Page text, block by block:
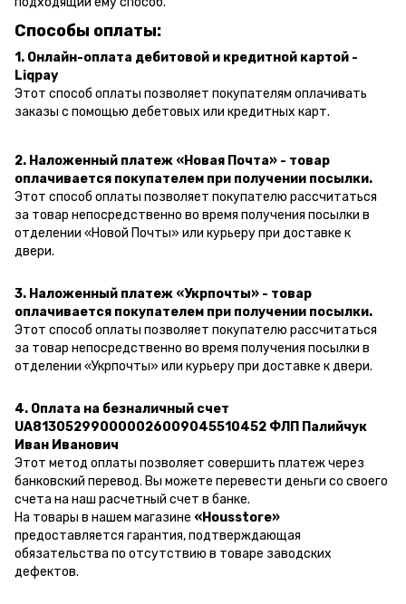
Способы оплаты:
1. Онлайн-оплата дебитовой и кредитной картой -
Liqpay
Этот способ оплаты позволяет покупателям оплачивать
заказы с помощью дебетовых или кредитных карт.
2. Наложенный платеж «Новая Почта» - товар
оплачивается покупателем при получении посылки.
Этот способ оплаты позволяет покупателю рассчитаться
за товар непосредственно во время получения посылки в
отделении «Новой Почты» или курьеру при доставке к
двери.
3. Наложенный платеж «Укрпочты» - товар
оплачивается покупателем при получении посылки.
Этот способ оплаты позволяет покупателю рассчитаться
за товар непосредственно во время получения посылки в
отделении «Укрпочты» или курьеру при доставке к двери.
4. Оплата на безналичный счет
UA813052990000026009045510452 ФЛП Палийчук
Иван Иванович
Этот метод оплаты позволяет совершить платеж через
банковский перевод. Вы можете перевести деньги со своего
счета на наш расчетный счет в банке.
На товары в нашем магазине «Housstore»
предоставляется гарантия, подтверждающая
обязательства по отсутствию в товаре заводских
дефектов.